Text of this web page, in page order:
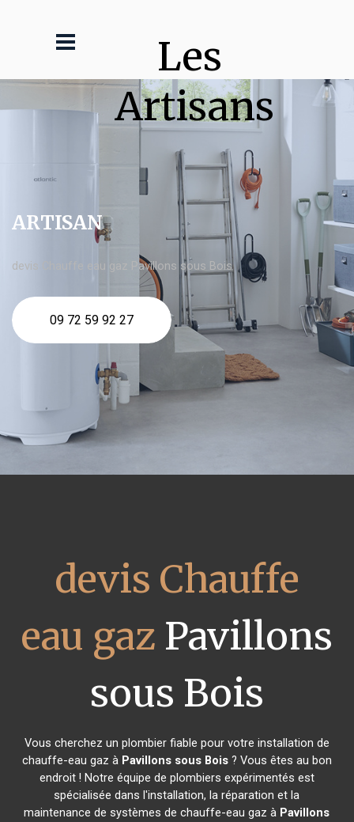
Les
Artisans
ARTISAN
devis Chauffe eau gaz Pavillons sous Bois
09 72 59 92 27
devis Chauffe
eau gaz Pavillons
sous Bois
Vous cherchez un plombier fiable pour votre installation de
chauffe-eau gaz à Pavillons sous Bois? Vous êtes au bon
endroit ! Notre équipe de plombiers expérimentés est
spécialisée dans l'installation, la réparation et la
maintenance de systèmes de chauffe-eau gaz à Pavillons